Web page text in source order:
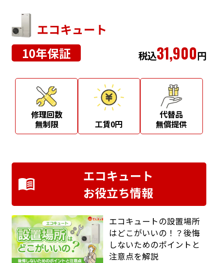
エコキュート
10年保証
税込31,900円
修理回数
無制限
工賃0円
代替品
無償提供
エコキュート
お役立ち情報
エコキュートの設置場所
はどこがいいの！？後悔
しないためのポイントと
注意点を解説